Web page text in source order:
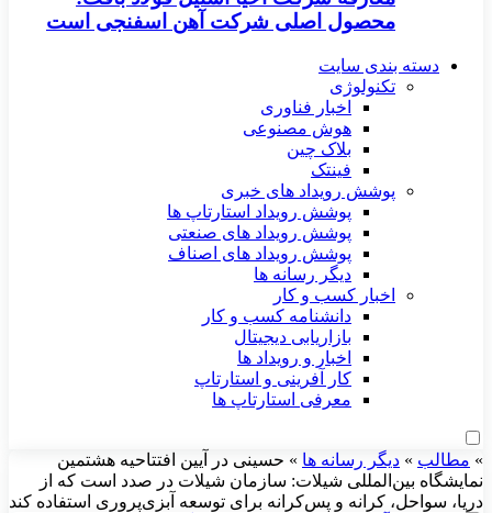
محصول اصلی شرکت آهن اسفنجی است
دسته بندی سایت
تکنولوژی
اخبار فناوری
هوش مصنوعی
بلاک چین
فینتک
پوشش رویداد های خبری
پوشش رویداد استارتاپ ها
پوشش رویداد های صنعتی
پوشش رویداد های اصناف
دیگر رسانه ها
اخبار کسب و کار
دانشنامه کسب و کار
بازاریابی دیجیتال
اخبار و رویداد ها
کار آفرینی و استارتاپ
معرفی استارتاپ ها
» مطالب » دیگر رسانه ها » حسینی در آیین افتتاحیه هشتمین
نمایشگاه بین‌المللی شیلات: سازمان شیلات در صدد است که از
دریا، سواحل، کرانه و پس‌کرانه برای توسعه آبزی‌پروری استفاده کند